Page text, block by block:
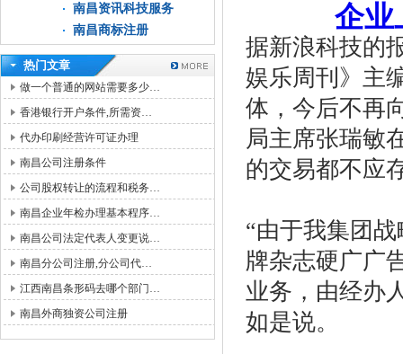
南昌资讯科技服务
南昌商标注册
热门文章
做一个普通的网站需要多少…
香港银行开户条件,所需资…
代办印刷经营许可证办理
南昌公司注册条件
公司股权转让的流程和税务…
南昌企业年检办理基本程序…
南昌公司法定代表人变更说…
南昌分公司注册,分公司代…
江西南昌条形码去哪个部门…
南昌外商独资公司注册
企业
据新浪科技的
娱乐周刊》主
体，今后不再
局主席张瑞敏
的交易都不应
“由于我集团
牌杂志硬广广
业务，由经办
如是说。